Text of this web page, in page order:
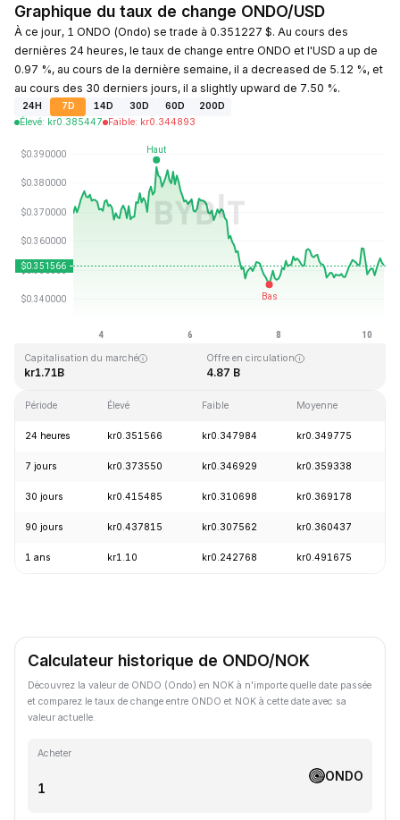
Graphique du taux de change ONDO/USD
À ce jour, 1 ONDO (Ondo) se trade à 0.351227 $. Au cours des
dernières 24 heures, le taux de change entre ONDO et l'USD a up de
0.97 %, au cours de la dernière semaine, il a decreased de 5.12 %, et
au cours des 30 derniers jours, il a slightly upward de 7.50 %.
24H 7D 14D 30D 60D
200D
Élevé: kr0.385447 Faible: kr0.344893
Dernière mise à jour : 2026-08-10, 08:58 GMT+0
Capitalisation du marché
kr1.71B
Offre en circulation
4.87 B
Période Élevé Faible Moyenne
24 heures kr0.351566 kr0.347984 kr0.349775
7 jours kr0.373550 kr0.346929 kr0.359338
30 jours kr0.415485 kr0.310698 kr0.369178
90 jours kr0.437815 kr0.307562 kr0.360437
1 ans kr1.10 kr0.242768 kr0.491675
Calculateur historique de ONDO/NOK
Découvrez la valeur de ONDO (Ondo) en NOK à n'importe quelle date passée
et comparez le taux de change entre ONDO et NOK à cette date avec sa
valeur actuelle.
Acheter
ONDO